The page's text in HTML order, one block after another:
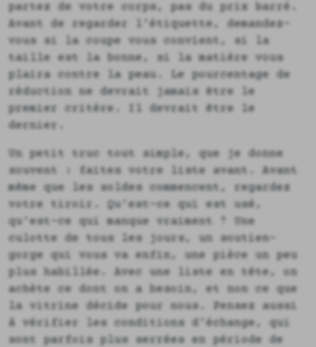
partez de votre corps, pas du prix barré.
Avant de regarder l'étiquette, demandez-
vous si la coupe vous convient, si la
taille est la bonne, si la matière vous
plaira contre la peau. Le pourcentage de
réduction ne devrait jamais être le
premier critère. Il devrait être le
dernier.
Un petit truc tout simple, que je donne
souvent : faites votre liste avant. Avant
même que les soldes commencent, regardez
votre tiroir. Qu'est-ce qui est usé,
qu'est-ce qui manque vraiment ? Une
culotte de tous les jours, un soutien-
gorge qui vous va enfin, une pièce un peu
plus habillée. Avec une liste en tête, on
achète ce dont on a besoin, et non ce que
la vitrine décide pour nous. Pensez aussi
à vérifier les conditions d'échange, qui
sont parfois plus serrées en période de